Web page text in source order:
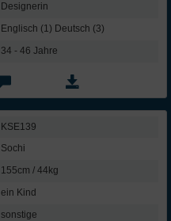
Designerin
Englisch (1) Deutsch (3)
34 - 46 Jahre
KSE139
Sochi
155cm / 44kg
ein Kind
sonstige